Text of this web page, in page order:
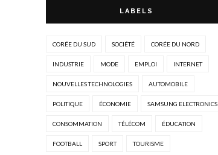
LABELS
CORÉE DU SUD SOCIÉTÉ CORÉE DU NORD
INDUSTRIE MODE EMPLOI INTERNET
NOUVELLES TECHNOLOGIES AUTOMOBILE
POLITIQUE ÉCONOMIE SAMSUNG ELECTRONICS
CONSOMMATION TÉLÉCOM ÉDUCATION
FOOTBALL SPORT TOURISME